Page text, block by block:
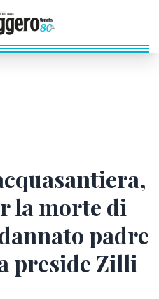
la morte di
padre
preside Zilli